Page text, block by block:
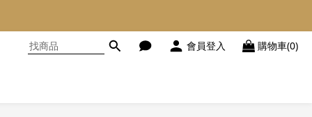
會員登入 購物車(0)